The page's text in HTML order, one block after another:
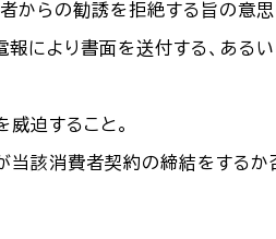
からの勧誘を拒絶する旨の意
電報により書面を送付する、あ
迫すること。
当該消費者契約の締結をする